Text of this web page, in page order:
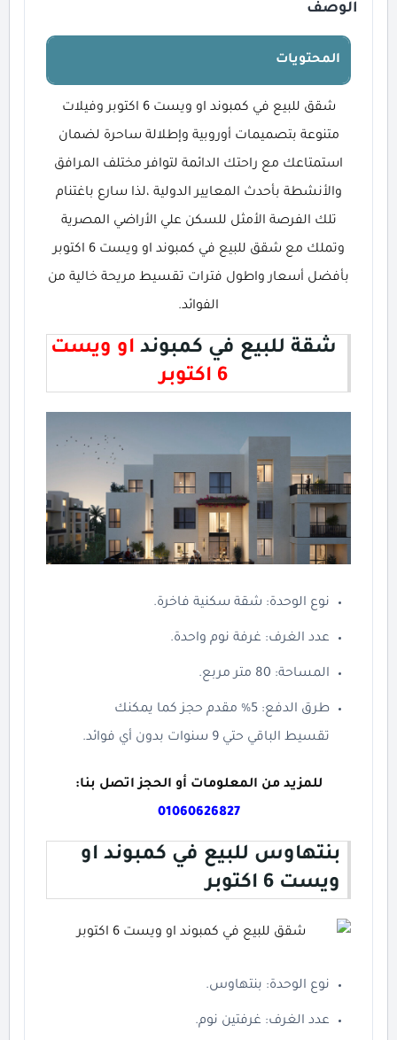
الوصف
المحتويات
شقق للبيع في كمبوند او ويست 6 اكتوبر وفيلات
متنوعة بتصميمات أوروبية وإطلالة ساحرة لضمان
استمتاعك مع راحتك الدائمة لتوافر مختلف المرافق
والأنشطة بأحدث المعايير الدولية ،لذا سارع باغتنام
تلك الفرصة الأمثل للسكن علي الأراضي المصرية
وتملك مع شقق للبيع في كمبوند او ويست 6 اكتوبر
بأفضل أسعار واطول فترات تقسيط مريحة خالية من
الفوائد.
شقة للبيع في كمبوند او ويست
6 اكتوبر
نوع الوحدة: شقة سكنية فاخرة.
عدد الغرف: غرفة نوم واحدة.
المساحة: 80 متر مربع.
طرق الدفع: 5% مقدم حجز كما يمكنك
تقسيط الباقي حتي 9 سنوات بدون أي فوائد.
للمزيد من المعلومات أو الحجز اتصل بنا:
01060626827
بنتهاوس للبيع في كمبوند او
ويست 6 اكتوبر
نوع الوحدة: بنتهاوس.
عدد الغرف: غرفتين نوم.